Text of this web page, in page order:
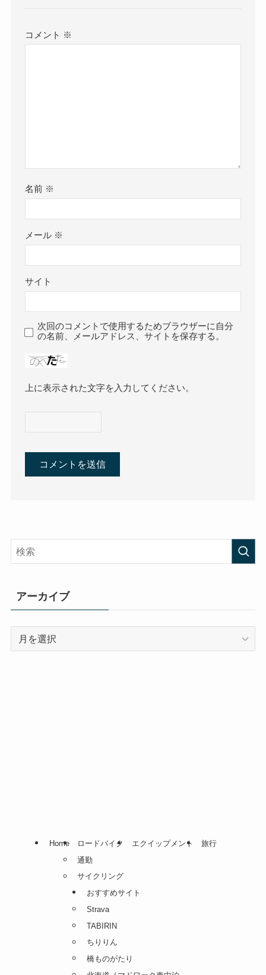
コメント ※
名前 ※
メール ※
サイト
次回のコメントで使用するためブラウザーに自分
の名前、メールアドレス、サイトを保存する。
上に表示された文字を入力してください。
アーカイブ
Home
ロードバイク
通勤
サイクリング
エクイップメント 旅行
おすすめサイト
Strava
TABIRIN
ちりりん
橋ものがたり